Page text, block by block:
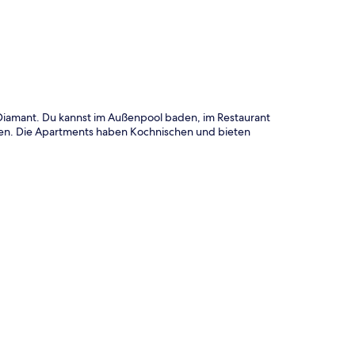
Du kannst im Außenpool baden, im Restaurant
Die Apartments haben Kochnischen und bieten